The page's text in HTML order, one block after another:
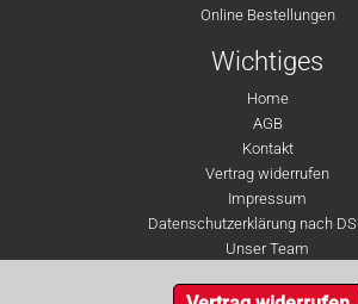
Online Bestellungen
Wichtiges
Home
AGB
Kontakt
Vertrag widerrufen
Impressum
Datenschutzerklärung nach
Unser Team